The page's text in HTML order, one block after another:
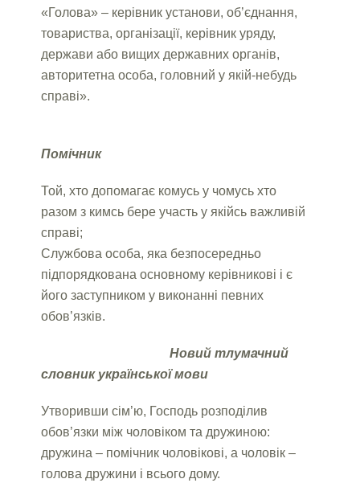
«Голова» – керівник установи, об’єднання,
товариства, організації, керівник уряду,
держави або вищих державних органів,
авторитетна особа, головний у якій-небудь
справі».
Помічник
Той, хто допомагає комусь у чомусь хто
разом з кимсь бере участь у якійсь важливій
справі;
Службова особа, яка безпосередньо
підпорядкована основному керівникові і є
його заступником у виконанні певних
обов’язків.
Новий тлумачний
словник української мови
Утворивши сім’ю, Господь розподілив
обов’язки між чоловіком та дружиною:
дружина – помічник чоловікові, а чоловік –
голова дружини і всього дому.